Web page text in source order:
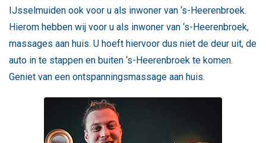
IJsselmuiden ook voor u als inwoner van ‘s-Heerenbroek.
Hierom hebben wij voor u als inwoner van ‘s-Heerenbroek,
massages aan huis. U hoeft hiervoor dus niet de deur uit, de
auto in te stappen en buiten ‘s-Heerenbroek te komen.
Geniet van een ontspanningsmassage aan huis.